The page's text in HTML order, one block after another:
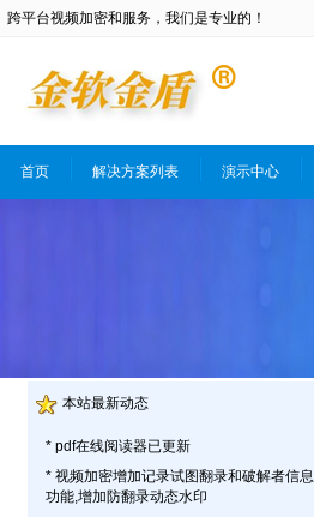
跨平台视频加密和服务，我们是专业的！
首页 解决方案列表 演示中心
本站最新动态
* pdf在线阅读器已更新
* 视频加密增加记录试图翻录和破解者信息
功能,增加防翻录动态水印